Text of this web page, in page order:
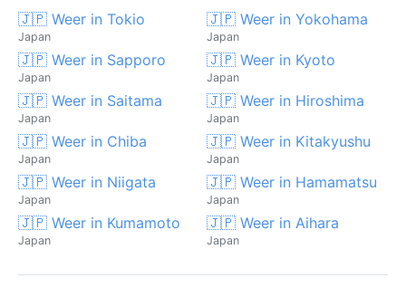
🇯🇵 Weer in Tokio
Japan
🇯🇵 Weer in Yokohama
Japan
🇯🇵 Weer in Sapporo
Japan
🇯🇵 Weer in Kyoto
Japan
🇯🇵 Weer in Saitama
Japan
🇯🇵 Weer in Hiroshima
Japan
🇯🇵 Weer in Chiba
Japan
🇯🇵 Weer in Kitakyushu
Japan
🇯🇵 Weer in Niigata
Japan
🇯🇵 Weer in Hamamatsu
Japan
🇯🇵 Weer in Kumamoto
Japan
🇯🇵 Weer in Aihara
Japan